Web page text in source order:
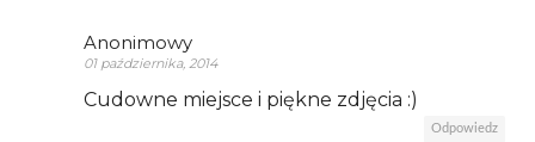
Anonimowy
01 października, 2014
Cudowne miejsce i piękne zdjęcia :)
Odpowiedz